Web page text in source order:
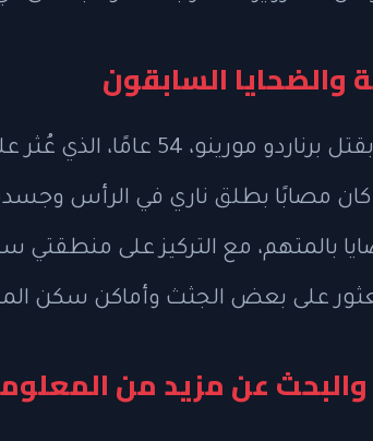
والضحايا السابقون
رون متهم سابقًا بقتل
2023، حيث كان مصابًا بطلق ناري في
بالمتهم، مع التركيز على
على بعض الجثث وأماكن سكن
والبحث عن مزيد من